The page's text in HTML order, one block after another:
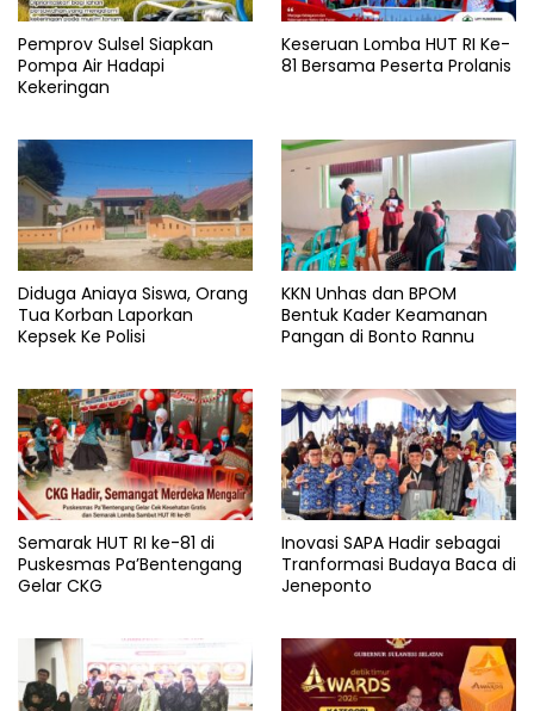
Pemprov Sulsel Siapkan
Pompa Air Hadapi
Kekeringan
Keseruan Lomba HUT RI Ke-
81 Bersama Peserta Prolanis
Diduga Aniaya Siswa, Orang
Tua Korban Laporkan
Kepsek Ke Polisi
KKN Unhas dan BPOM
Bentuk Kader Keamanan
Pangan di Bonto Rannu
Semarak HUT RI ke-81 di
Puskesmas Pa’Bentengang
Gelar CKG
Inovasi SAPA Hadir sebagai
Tranformasi Budaya Baca di
Jeneponto